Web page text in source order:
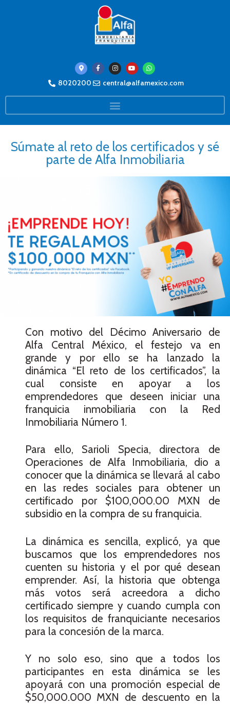
8020200 central@alfamexico.com
Súmate al reto de los certificados y sé
parte de Alfa Inmobiliaria
Con motivo del Décimo Aniversario de
Alfa Central México, el festejo va en
grande y por ello se ha lanzado la
dinámica “El reto de los certificados”, la
cual consiste en apoyar a los
emprendedores que deseen iniciar una
franquicia inmobiliaria con la Red
Inmobiliaria Número 1.
Para ello, Sarioli Specia, directora de
Operaciones de Alfa Inmobiliaria, dio a
conocer que la dinámica se llevará al cabo
en las redes sociales para obtener un
certificado por $100,000.00 MXN de
subsidio en la compra de su franquicia.
La dinámica es sencilla, explicó, ya que
buscamos que los emprendedores nos
cuenten su historia y el por qué desean
emprender. Así, la historia que obtenga
más votos será acreedora a dicho
certificado siempre y cuando cumpla con
los requisitos de franquiciante necesarios
para la concesión de la marca.
Y no solo eso, sino que a todos los
participantes en esta dinámica se les
apoyará con una promoción especial de
$50,000.000 MXN de descuento en la